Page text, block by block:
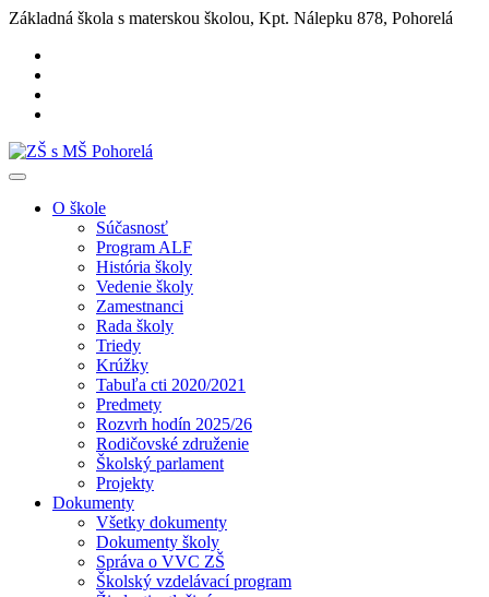
Základná škola s materskou školou, Kpt. Nálepku 878, Pohorelá
O škole
Súčasnosť
Program ALF
História školy
Vedenie školy
Zamestnanci
Rada školy
Triedy
Krúžky
Tabuľa cti 2020/2021
Predmety
Rozvrh hodín 2025/26
Rodičovské združenie
Školský parlament
Projekty
Dokumenty
Všetky dokumenty
Dokumenty školy
Správa o VVC ZŠ
Školský vzdelávací program